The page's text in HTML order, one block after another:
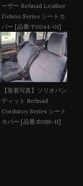
ーザー Refinad Leather
Deluxe Series シートカ
バー [品番:T0044-01]
【装着写真】ソリオバン
ディット Refinad
Corduroy Series シート
カバー [品番:S0116-11]